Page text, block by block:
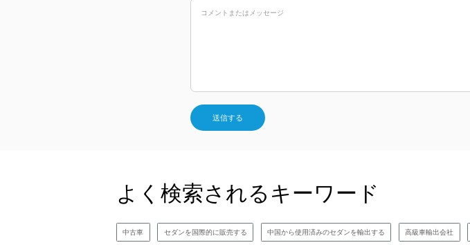
送信する
よく検索されるキーワード
中古車 セダンを国際的に販売する 中国から使用済みのセダンを輸出する 高級車輸出会社